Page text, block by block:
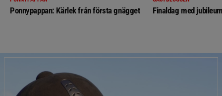
Ponnypappan: Kärlek från första gnägget Finaldag med